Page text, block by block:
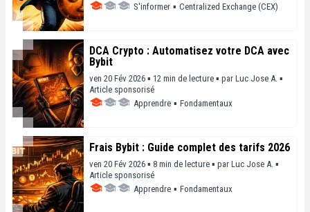
S'informer ▪ Centralized Exchange (CEX)
DCA Crypto : Automatisez votre DCA avec
Bybit
ven 20 Fév 2026 ▪ 12 min de lecture ▪ par Luc Jose A. ▪
Article sponsorisé
Apprendre ▪ Fondamentaux
Frais Bybit : Guide complet des tarifs 2026
ven 20 Fév 2026 ▪ 8 min de lecture ▪ par Luc Jose A. ▪
Article sponsorisé
Apprendre ▪ Fondamentaux